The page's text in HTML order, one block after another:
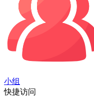
小组
快捷访问